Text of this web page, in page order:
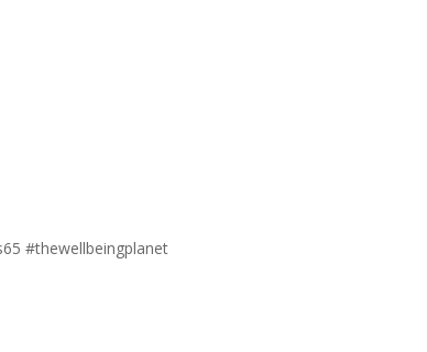
#thewellbeingplanet